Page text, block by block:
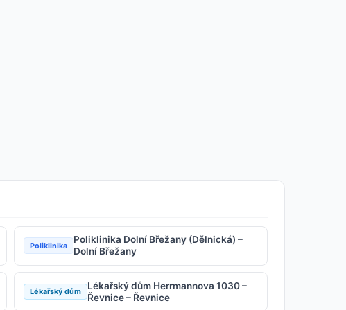
Poliklinika
Poliklinika Dolní Břežany (Dělnická) –
Dolní Břežany
Lékařský dům
Lékařský dům Herrmannova 1030 –
Řevnice – Řevnice